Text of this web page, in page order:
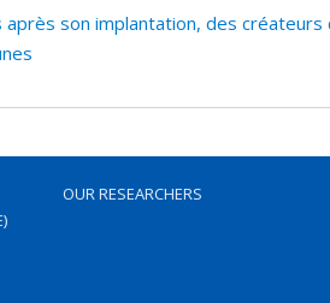
son implantation, des
OUR RESEARCHERS